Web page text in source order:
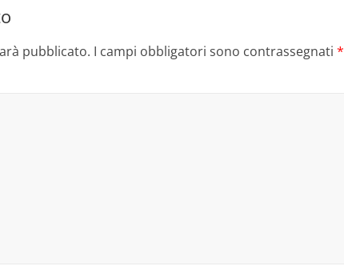
pubblicato. I campi obbligatori sono contrassegnati *